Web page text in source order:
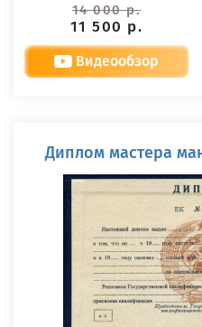
14 000 р.
11 500 р.
Видеообзор
Диплом мастера